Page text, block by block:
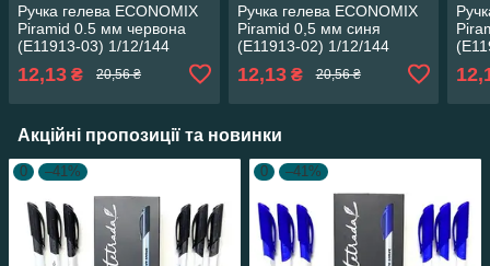
Ручка гелева ECONOMIX
Piramid 0.5 мм червона
(E11913-03) 1/12/144
12,13 ₴ 20,56 ₴
Ручка гелева ECONOMIX
Piramid 0,5 мм синя
(E11913-02) 1/12/144
12,13₴ 20,56 ₴
Акційні пропозиції та новинки
0 –41% 0 –41%